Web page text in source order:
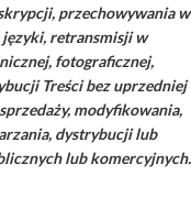
przechowywania w
języki, retransmisji w
fotograficznej,
Treści bez uprzedniej
modyfikowania,
dystrybucji lub
lub komercyjnych.